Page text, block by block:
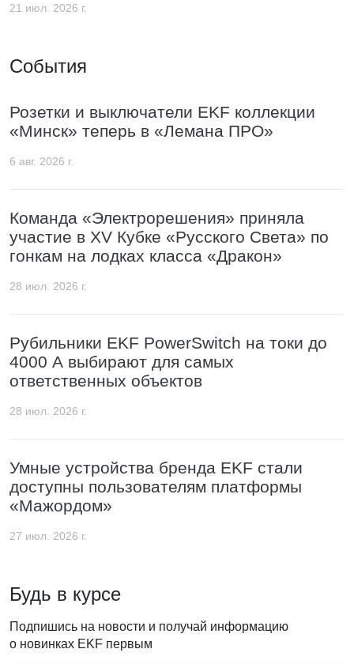
21 июл. 2026 г.
События
Розетки и выключатели EKF коллекции
«Минск» теперь в «Лемана ПРО»
6 авг. 2026 г.
Команда «Электрорешения» приняла
участие в XV Кубке «Русского Света» по
гонкам на лодках класса «Дракон»
28 июл. 2026 г.
Рубильники EKF PowerSwitch на токи до
4000 А выбирают для самых
ответственных объектов
28 июл. 2026 г.
Умные устройства бренда EKF стали
доступны пользователям платформы
«Мажордом»
27 июл. 2026 г.
Будь в курсе
Подпишись на новости и получай информацию
о новинках EKF первым